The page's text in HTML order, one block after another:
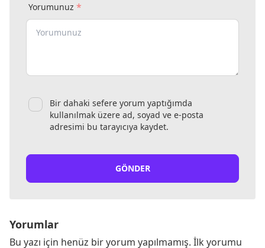
Yorumunuz *
Bir dahaki sefere yorum yaptığımda
kullanılmak üzere ad, soyad ve e-posta
adresimi bu tarayıcıya kaydet.
GÖNDER
Yorumlar
Bu yazı için henüz bir yorum yapılmamış. İlk yorumu